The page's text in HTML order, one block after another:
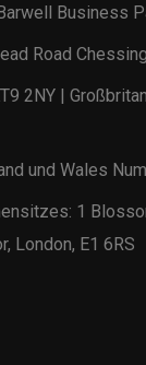
Business
Road
2NY |
und Wales
1
London, E1 6RS